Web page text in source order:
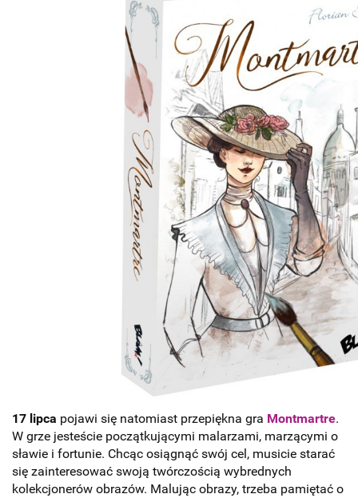
17 lipca pojawi się natomiast przepiękna gra Montmartre.
W grze jesteście początkującymi malarzami, marzącymi o
sławie i fortunie. Chcąc osiągnąć swój cel, musicie starać
się zainteresować swoją twórczością wybrednych
kolekcjonerów obrazów. Malując obrazy, trzeba pamiętać o